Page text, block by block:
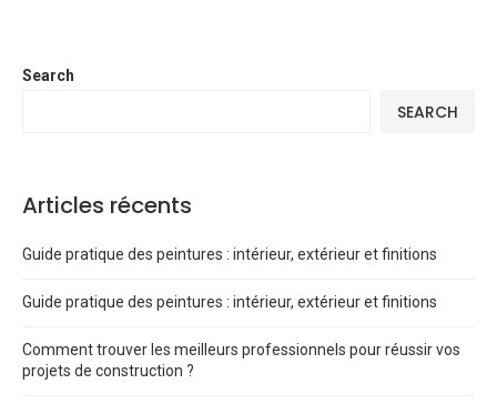
Search
SEARCH
Articles récents
Guide pratique des peintures : intérieur, extérieur et finitions
Guide pratique des peintures : intérieur, extérieur et finitions
Comment trouver les meilleurs professionnels pour réussir vos
projets de construction ?